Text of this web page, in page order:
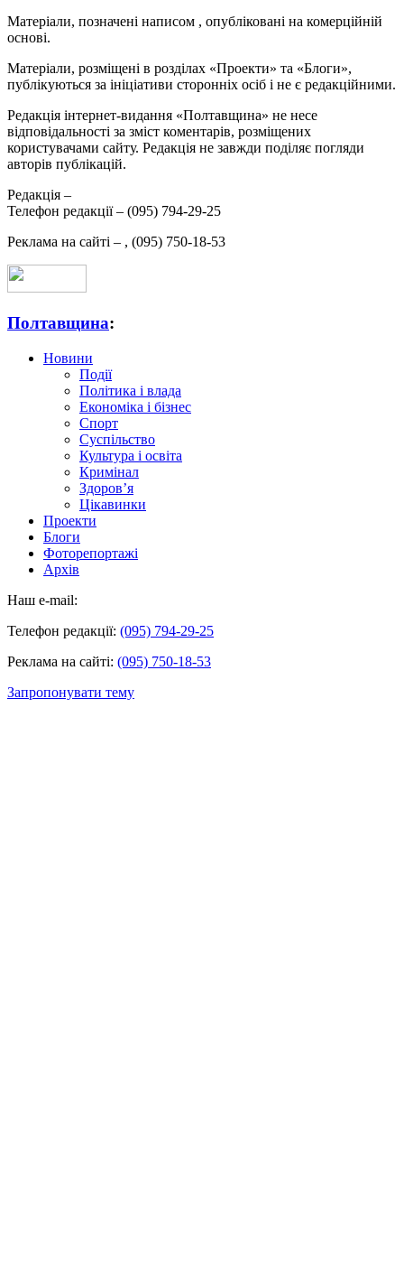
Матеріали, позначені написом , опубліковані на комерційній
основі.
Матеріали, розміщені в розділах «Проекти» та «Блоги»,
публікуються за ініціативи сторонніх осіб і не є редакційними.
Редакція інтернет-видання «Полтавщина» не несе
відповідальності за зміст коментарів, розміщених
користувачами сайту. Редакція не завжди поділяє погляди
авторів публікацій.
Редакція –
Телефон редакції – (095) 794-29-25
Реклама на сайті – , (095) 750-18-53
Полтавщина:
Новини
Події
Політика і влада
Економіка і бізнес
Спорт
Суспільство
Культура і освіта
Кримінал
Здоров’я
Цікавинки
Проекти
Блоги
Фоторепортажі
Архів
Наш e-mail:
Телефон редакції: (095) 794-29-25
Реклама на сайті: (095) 750-18-53
Запропонувати тему